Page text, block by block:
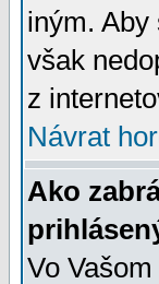
iným. Aby
však
z
Návrat
Ako
Vo